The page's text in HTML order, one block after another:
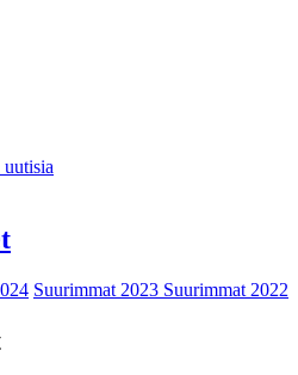
Suurimmat 2023 Suurimmat 2022